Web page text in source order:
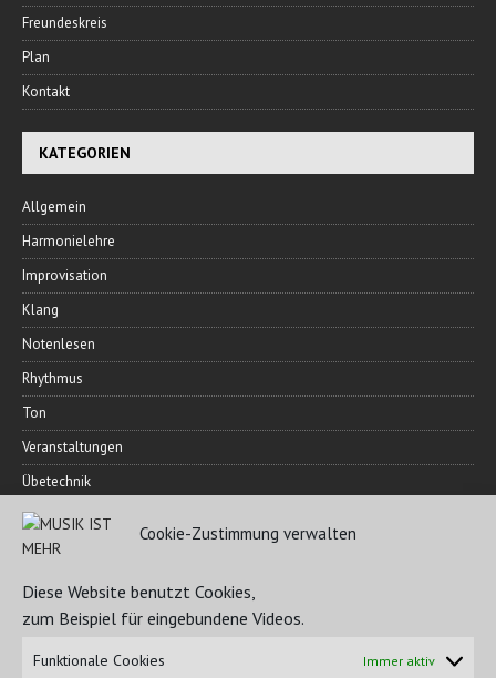
Cookie-Zustimmung verwalten
Diese Website benutzt Cookies,
zum Beispiel für eingebundene Videos.
Funktionale Cookies Immer aktiv
Freundeskreis
Plan
Kontakt
KATEGORIEN
Allgemein
Harmonielehre
Improvisation
Klang
Notenlesen
Rhythmus
Ton
Veranstaltungen
Übetechnik
FREUNDESKREIS